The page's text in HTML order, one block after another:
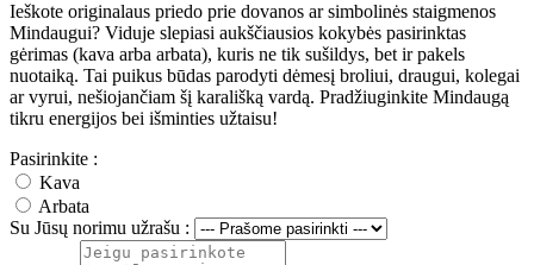
Ieškote originalaus priedo prie dovanos ar simbolinės staigmenos
Mindaugui? Viduje slepiasi aukščiausios kokybės pasirinktas
gėrimas (kava arba arbata), kuris ne tik sušildys, bet ir pakels
nuotaiką. Tai puikus būdas parodyti dėmesį broliui, draugui, kolegai
ar vyrui, nešiojančiam šį karališką vardą. Pradžiuginkite Mindaugą
tikru energijos bei išminties užtaisu!
Pasirinkite :
Kava
Arbata
Su Jūsų norimu užrašu :